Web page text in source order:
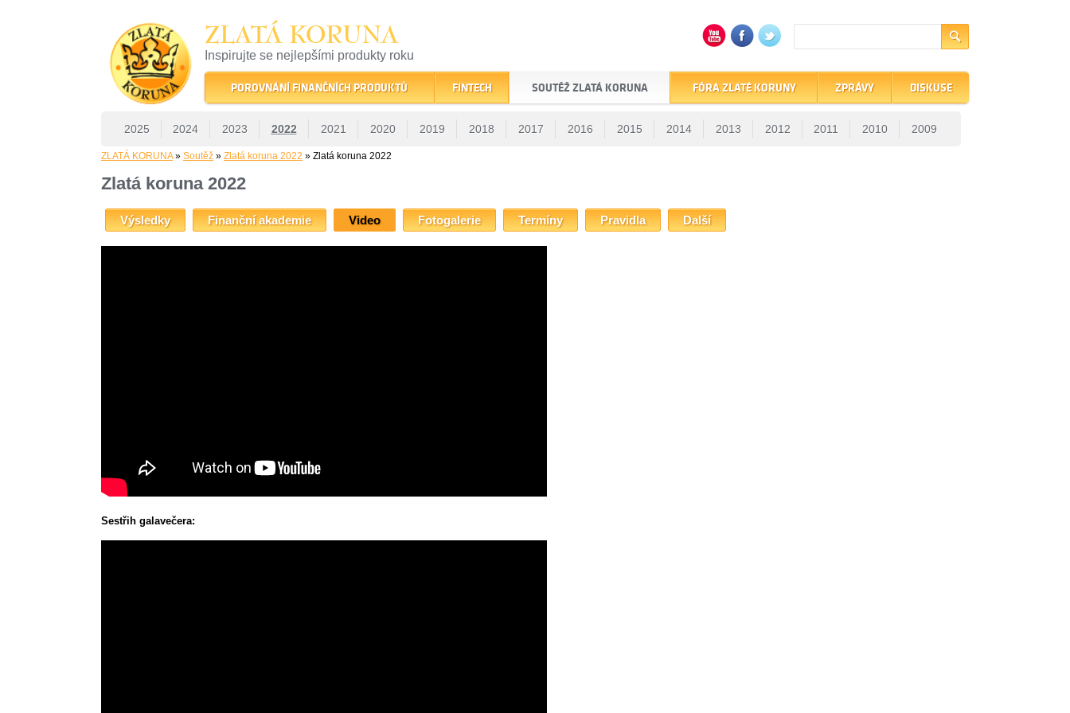
ZLATÁ KORUNA
Inspirujte se nejlepšími produkty roku
22 let tradice a kvality na finančním trhu
POROVNÁNÍ FINANČNÍCH PRODUKTŮ FINTECH SOUTĚŽ ZLATÁ KORUNA
2025 2024 2023 2022 2021 2020 2019 2018 2017 2016 2015 2014 2013 2012 2011 2010 2009
FÓRA ZLATÉ KORUNY ZPRÁVY DISKUSE
ZLATÁ KORUNA» Soutěž » Zlatá koruna 2022 » Zlatá koruna 2022
Zlatá koruna 2022
Výsledky Finanční akademie Video Fotogalerie Termíny Pravidla Další
Sestřih galavečera: